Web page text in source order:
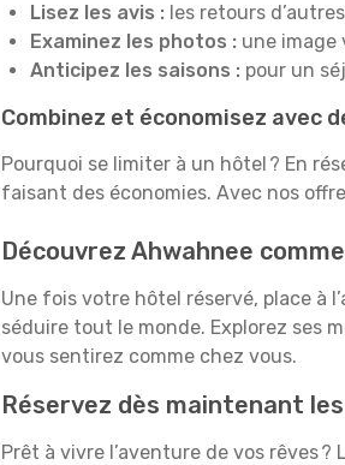
Lisez les avis : les retours
Examinez les photos : une image
Anticipez les saisons : pour un
Combinez et économisez avec
Pourquoi se limiter à un hôtel ? En
faisant des économies. Avec nos
Découvrez Ahwahnee
Une fois votre hôtel réservé, place à
séduire tout le monde. Explorez ses
vous sentirez comme chez vous.
Réservez dès maintenant
Prêt à vivre l’aventure de vos rêves